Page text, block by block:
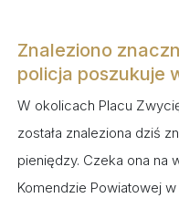
Znaleziono
policja poszukuje
W okolicach Placu
została znaleziona dziś
pieniędzy. Czeka ona na
Komendzie Powiatowej w